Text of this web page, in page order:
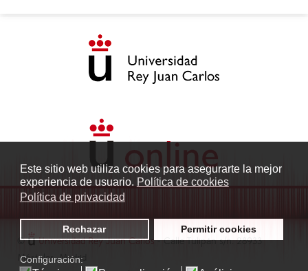
Este sitio web utiliza cookies para asegurarte la mejor
experiencia de usuario. Política de cookies
Política de privacidad
Rechazar Permitir cookies
Configuración:
© Universidad Rey Juan Carlos- Calle Tulipán s/n. 28933
Móstoles. Madrid